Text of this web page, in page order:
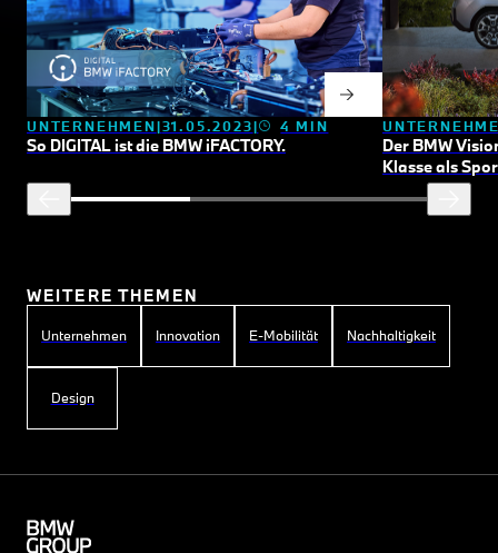
UNTERNEHMEN 31.05.2023 4 MIN
So DIGITAL ist die BMWiFACTORY. Der BMW
Klasse als
WEITERE THEMEN
Unternehmen Innovation E-Mobilität Nachhaltigkeit
Design